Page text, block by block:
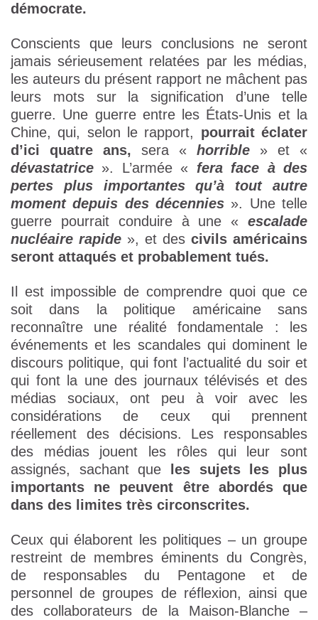
démocrate.
Conscients que leurs conclusions ne seront
jamais sérieusement relatées par les médias,
les auteurs du présent rapport ne mâchent pas
leurs mots sur la signification d’une telle
guerre. Une guerre entre les États-Unis et la
Chine, qui, selon le rapport, pourrait éclater
d’ici quatre ans, sera « horrible » et «
dévastatrice ». L’armée « fera face à des
pertes plus importantes qu’à tout autre
moment depuis des décennies ». Une telle
guerre pourrait conduire à une « escalade
nucléaire rapide », et des civils américains
seront attaqués et probablement tués.
Il est impossible de comprendre quoi que ce
soit dans la politique américaine sans
reconnaître une réalité fondamentale : les
événements et les scandales qui dominent le
discours politique, qui font l’actualité du soir et
qui font la une des journaux télévisés et des
médias sociaux, ont peu à voir avec les
considérations de ceux qui prennent
réellement des décisions. Les responsables
des médias jouent les rôles qui leur sont
assignés, sachant que
les sujets les plus
importants ne peuvent être abordés que
dans des limites très circonscrites.
Ceux qui élaborent les politiques – un groupe
restreint de membres éminents du Congrès,
de responsables du Pentagone et de
personnel de groupes de réflexion, ainsi que
des collaborateurs de la Maison-Blanche –